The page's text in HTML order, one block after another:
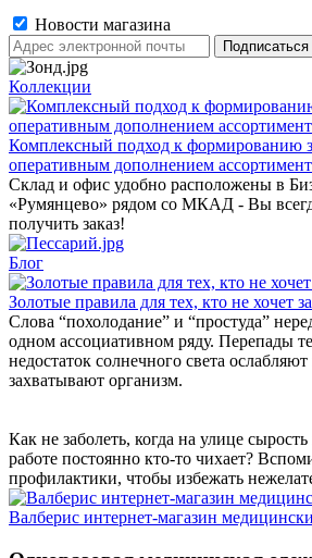
Новости магазина
Коллекции
Комплексный подход к формированию
оперативным дополнением
Склад и офис удобно расположены в
«Румянцево» рядом со МКАД - Вы
получить заказ!
Блог
Золотые правила для тех, кто не хочет
Слова “похолодание” и “простуда”
одном ассоциативном ряду. Перепады
недостаток солнечного света
захватывают организм.
Как не заболеть, когда на улице
работе постоянно кто-то чихает?
профилактики, чтобы избежать
Валберис интернет-магазин